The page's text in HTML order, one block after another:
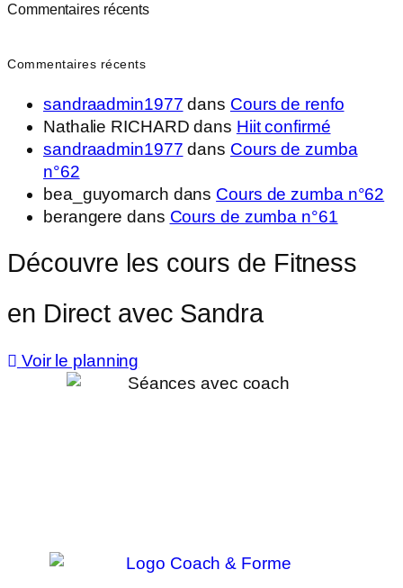
Commentaires récents
Commentaires récents
sandraadmin1977 dans Cours de renfo
Nathalie RICHARD dans Hiit confirmé
sandraadmin1977 dans Cours de zumba
n°62
bea_guyomarch dans Cours de zumba n°62
berangere dans Cours de zumba n°61
Découvre les cours de Fitness
en Direct avec Sandra
Voir le planning